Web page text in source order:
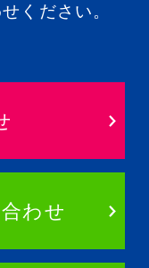
ください。
わせ